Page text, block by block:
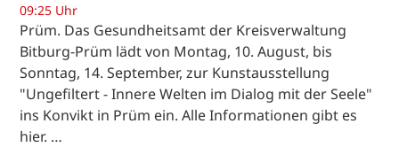
09:25 Uhr
Prüm. Das Gesundheitsamt der Kreisverwaltung
Bitburg-Prüm lädt von Montag, 10. August, bis
Sonntag, 14. September, zur Kunstausstellung
"Ungefiltert - Innere Welten im Dialog mit der Seele"
ins Konvikt in Prüm ein. Alle Informationen gibt es
hier. …